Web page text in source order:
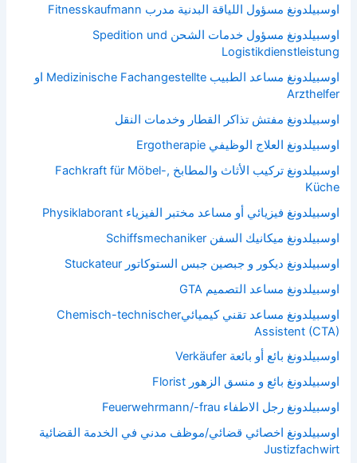
اوسبيلدونغ مسؤول اللياقة البدنية مدرب Fitnesskaufmann
اوسبيلدونغ مسؤول خدمات الشحن Spedition und
Logistikdienstleistung
اوسبيلدونغ مساعد الطبيب Medizinische Fachangestellte او
Arzthelfer
اوسبيلدونغ مفتش تذاكر القطار وخدمات النقل
اوسبيلدونغ العلاج الوظيفي Ergotherapie
اوسبيلدونغ تركيب الأثاث والمطابخ Fachkraft für Möbel-,
Küche
اوسبيلدونغ فيزيائي أو مساعد مختبر الفيزياء Physiklaborant
اوسبيلدونغ ميكانيك السفن Schiffsmechaniker
اوسبيلدونغ ديكور و جبصين جبس الستوكاتور Stuckateur
اوسبيلدونغ مساعد التصميم GTA
اوسبيلدونغ مساعد تقني كيميائيChemisch-technischer
Assistent (CTA)
اوسبيلدونغ بائع أو بائعة Verkäufer
اوسبيلدونغ بائع و منسق الزهور Florist
اوسبيلدونغ رجل الاطفاء Feuerwehrmann/-frau
اوسبيلدونغ اخصائي قضائي/موظف مدني في الخدمة القضائية
Justizfachwirt